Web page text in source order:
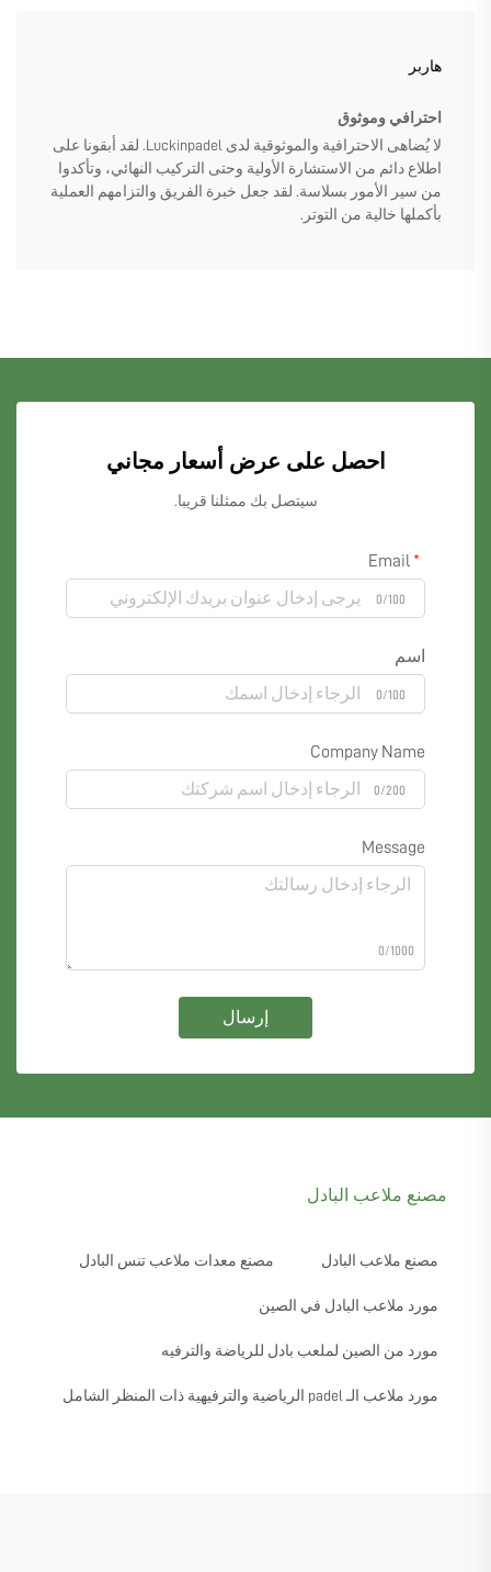
هاربر
احترافي وموثوق
لا يُضاهى الاحترافية والموثوقية لدى Luckinpadel. لقد أبقونا على
اطلاع دائم من الاستشارة الأولية وحتى التركيب النهائي، وتأكدوا
من سير الأمور بسلاسة. لقد جعل خبرة الفريق والتزامهم العملية
بأكملها خالية من التوتر.
احصل على عرض أسعار مجاني
سيتصل بك ممثلنا قريبا.
0/100
اسم
0/100
Company Name
0/200
Message
0/1000
إرسال
مصنع ملاعب البادل
مصنع ملاعب البادل مصنع معدات ملاعب تنس البادل
مورد ملاعب البادل في الصين
مورد من الصين لملعب بادل للرياضة والترفيه
مورد ملاعب الـ padel الرياضية والترفيهية ذات المنظر الشامل